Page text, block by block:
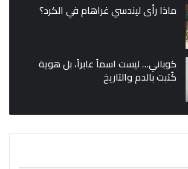
ماذا رأى ليندسي غراهام في الكرد؟
كوباني… ليست اسماً عابراً، بل هوية
كُتبت بالدم والتاريخ